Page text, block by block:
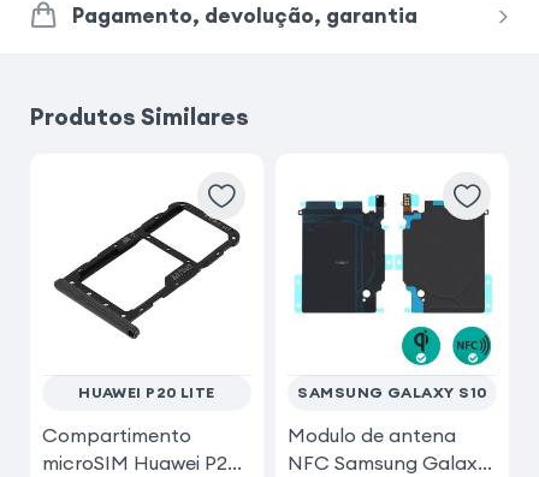
Pagamento, devolução, garantia
Produtos Similares
HUAWEI P20 LITE
Compartimento
microSIM Huawei P20
SAMSUNG GALAXY S10
Modulo de antena
NFC Samsung Galaxy